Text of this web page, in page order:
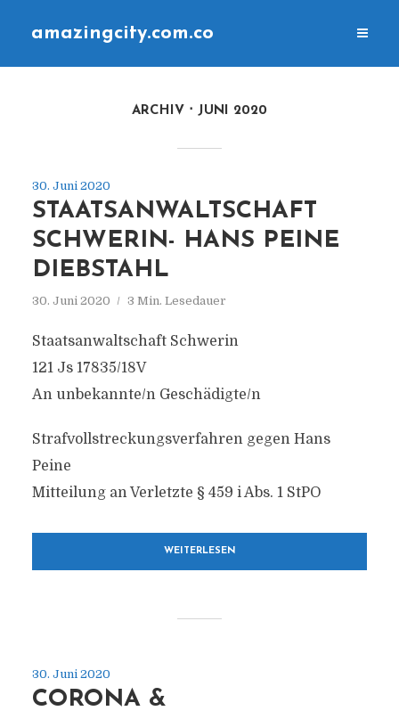
amazingcity.com.co
ARCHIV JUNI 2020
30. Juni 2020
STAATSANWALTSCHAFT
SCHWERIN- HANS PEINE
DIEBSTAHL
30. Juni 2020 3 Min. Lesedauer
Staatsanwaltschaft Schwerin
121 Js 17835/18V
An unbekannte/n Geschädigte/n
Strafvollstreckungsverfahren gegen Hans
Peine
Mitteilung an Verletzte § 459 i Abs. 1 StPO
WEITERLESEN
30. Juni 2020
CORONA &